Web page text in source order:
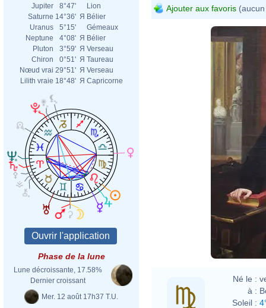
Jupiter
8°47'
Lion
Saturne 14°36' Я Bélier
Uranus
5°15'
Gémeaux
Neptune
4°08' Я Bélier
Pluton
3°59' Я Verseau
Chiron
0°51' Я Taureau
Nœud vrai 29°51' Я Verseau
Lilith vraie 18°48' Я Capricorne
Phase de la lune
Lune décroissante, 17.58%
Dernier croissant
Mer. 12 août 17h37 T.U.
Ajouter aux favoris
Né le :
à :
Soleil :